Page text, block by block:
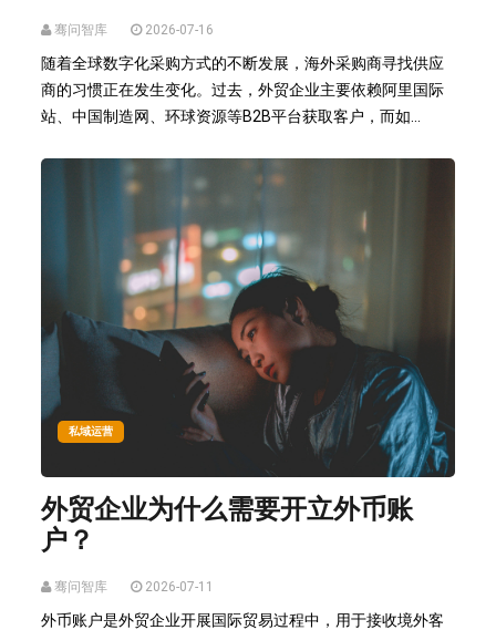
骞问智库 2026-07-16
随着全球数字化采购方式的不断发展，海外采购商寻找供应
商的习惯正在发生变化。过去，外贸企业主要依赖阿里国际
站、中国制造网、环球资源等B2B平台获取客户，而如...
私域运营
外贸企业为什么需要开立外币账
户？
骞问智库 2026-07-11
外币账户是外贸企业开展国际贸易过程中，用于接收境外客